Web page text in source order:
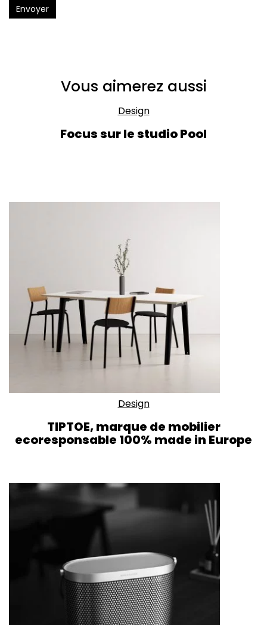
Envoyer
Vous aimerez aussi
Design
Focus sur le studio Pool
Design
TIPTOE, marque de mobilier
ecoresponsable 100% made in Europe